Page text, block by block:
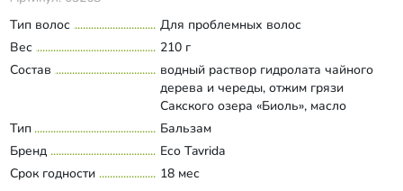
Тип волос
Для проблемных волос
Вес
210 г
Состав
водный раствор гидролата чайного
дерева и череды, отжим грязи
Сакского озера «Биоль», масло
касторовое, масло репейное,
глицерин растительный, цетиловый
спирт, Д-пантенол, экстракт
розмарина, экстракт календулы,
Развернуть состав
Тип
Бальзам
Бренд
Eco Tavrida
Срок годности
18 мес